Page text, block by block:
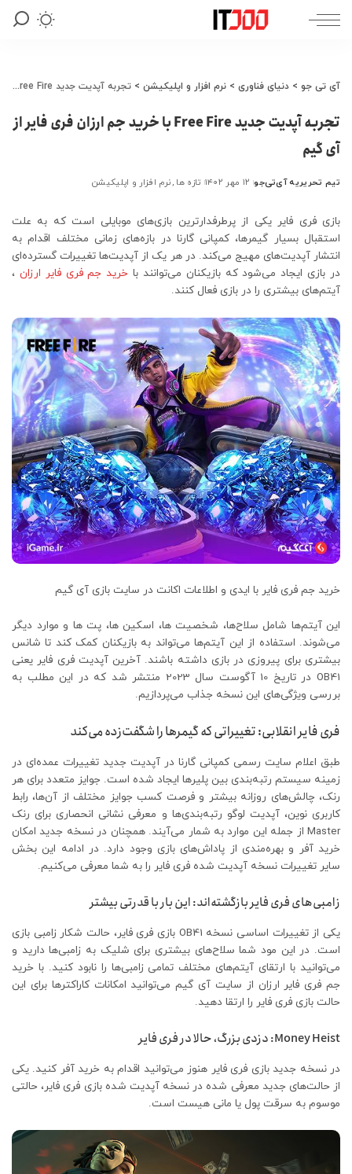
آی تی جو > دنیای فناوری > نرم افزار و اپلیکیشن > تجربه آپدیت جدید Free Fire با خرید جم ارزان فری فایر از آی گیم
تجربه آپدیت جدید Free Fire با خرید جم ارزان فری فایر از
آی گیم
ارسال
توسط
تیم تحریریه آی‌تی‌جو ۱۲ مهر ۱۴۰۲ تازه ها نرم افزار و اپلیکیشن
بازی فری فایر یکی از پرطرفدارترین بازی‌های موبایلی است که به علت
استقبال بسیار گیمرها، کمپانی گارنا در بازه‌های زمانی مختلف اقدام به
انتشار آپدیت‌های مهیج می‌کند. در هر یک از آپدیت‌ها تغییرات گسترده‌ای
در بازی ایجاد می‌شود که بازیکنان می‌توانند با خرید جم فری فایر ارزان ،
آیتم‌های بیشتری را در بازی فعال کنند.
خرید جم فری فایر با ایدی و اطلاعات اکانت در سایت بازی آی گیم
این آیتم‌ها شامل سلاح‌ها، شخصیت ها، اسکین ها، پت ها و موارد دیگر
می‌شوند. استفاده از این آیتم‌ها می‌تواند به بازیکنان کمک کند تا شانس
بیشتری برای پیروزی در بازی داشته باشند. آخرین آپدیت فری فایر یعنی
OB41 در تاریخ 10 آگوست سال 2023 منتشر شد که در این مطلب به
بررسی ویژگی‌های این نسخه جذاب می‌پردازیم.
فری فایر انقلابی: تغییراتی که گیمرها را شگفت‌زده می‌کند
طبق اعلام سایت رسمی کمپانی گارنا در آپدیت جدید تغییرات عمده‌ای در
زمینه سیستم رتبه‌بندی بین پلیرها ایجاد شده است. جوایز متعدد برای هر
رنک، چالش‌های روزانه بیشتر و فرصت کسب جوایز مختلف از آن‌ها، رابط
کاربری نوین، آپدیت لوگو رتبه‌بندی‌ها و معرفی نشانی انحصاری برای رنک
Master از جمله این موارد به شمار می‌آیند. همچنان در نسخه جدید امکان
خرید آفر و بهره‌مندی از پاداش‌های بازی وجود دارد. در ادامه این بخش
سایر تغییرات نسخه آپدیت شده فری فایر را به شما معرفی می‌کنیم.
زامبی‌های فری فایر بازگشته‌اند: این بار با قدرتی بیشتر
یکی از تغییرات اساسی نسخه OB41 بازی فری فایر، حالت شکار زامبی بازی
است. در این مود شما سلاح‌های بیشتری برای شلیک به زامبی‌ها دارید و
می‌توانید با ارتقای آیتم‌های مختلف تمامی زامبی‌ها را نابود کنید. با خرید
جم فری فایر ارزان از سایت آی گیم می‌توانید امکانات کاراکترها برای این
حالت بازی فری فایر را ارتقا دهید.
Money Heist: دزدی بزرگ، حالا در فری فایر
در نسخه جدید بازی فری فایر هنوز می‌توانید اقدام به خرید آفر کنید. یکی
از حالت‌های جدید معرفی شده در نسخه آپدیت شده بازی فری فایر، حالتی
موسوم به سرقت پول یا مانی هیست است.